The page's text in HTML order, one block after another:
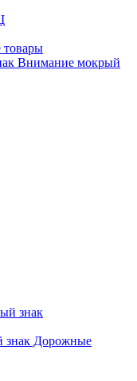
Внимание мокрый
знак Дорожные